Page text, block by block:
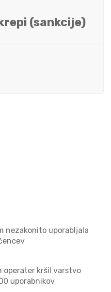
(sankcije)
nezakonito uporabljala
operater kršil varstvo
uporabnikov